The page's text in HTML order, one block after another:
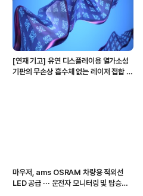
[연재 기고] 유연 디스플레이용 열가소성
기판의 무손상 흡수체 없는 레이저 접합 기
마우저, ams OSRAM 차량용 적외선
LED 공급 ··· 운전자 모니터링 및 탑승자